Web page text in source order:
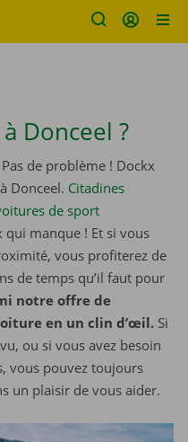
Donceel ?
de problème ! Dockx
Donceel. Citadines
de sport
qui manque ! Et si vous
vous profiterez de
de temps qu’il faut pour
notre offre de
en un clin d’œil. Si
ou si vous avez besoin
vous pouvez toujours
un plaisir de vous aider.